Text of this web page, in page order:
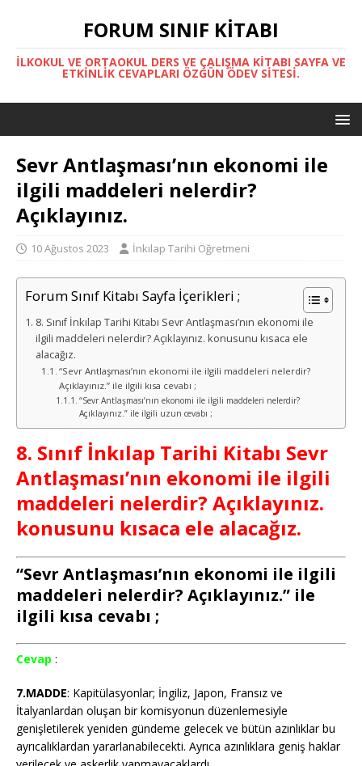
FORUM SINIF KITABI
İLKOKUL VE ORTAOKUL DERS VE ÇALIŞMA KITABI SAYFA VE
ETKINLIK CEVAPLARI ÖZGÜN ÖDEV SITESI.
Sevr Antlaşması’nın ekonomi ile
ilgili maddeleri nelerdir?
Açıklayınız.
10 Ağustos 2023 İnkılap Tarihi Öğretmeni
Forum Sınıf Kitabı Sayfa İçerikleri ;
8. Sınıf İnkılap Tarihi Kitabı Sevr Antlaşması’nın ekonomi ile
ilgili maddeleri nelerdir? Açıklayınız. konusunu kısaca ele
alacağız.
“Sevr Antlaşması’nın ekonomi ile ilgili maddeleri nelerdir?
Açıklayınız.” ile ilgili kısa cevabı ;
“Sevr Antlaşması’nın ekonomi ile ilgili maddeleri nelerdir?
Açıklayınız.” ile ilgili uzun cevabı ;
8. Sınıf İnkılap Tarihi Kitabı Sevr
Antlaşması’nın ekonomi ile ilgili
maddeleri nelerdir? Açıklayınız.
konusunu kısaca ele alacağız.
“Sevr Antlaşması’nın ekonomi ile ilgili
maddeleri nelerdir? Açıklayınız.” ile
ilgili kısa cevabı ;
Cevap :
7.MADDE: Kapitülasyonlar; İngiliz, Japon, Fransız ve
İtalyanlardan oluşan bir komisyonun düzenlemesiyle
genişletilerek yeniden gündeme gelecek ve bütün azınlıklar bu
ayrıcalıklardan yararlanabilecekti. Ayrıca azınlıklara geniş haklar